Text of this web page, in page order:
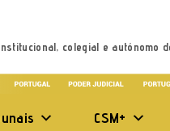
colegial e autónomo
CSM+